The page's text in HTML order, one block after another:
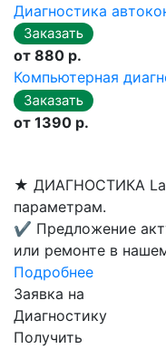
Диагностика
от 880 р.
Компьютерная
от 1390 р.
★ ДИАГНОСТИКА
параметрам.
✔ Предложение
или ремонте в
Подробнее
Заявка на
Диагностику
Получить